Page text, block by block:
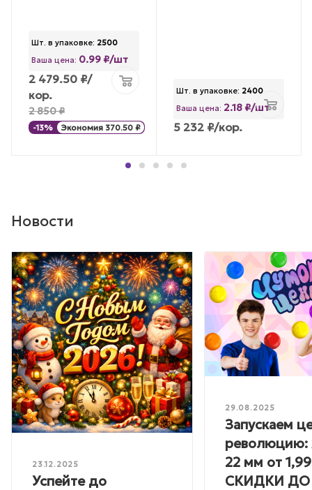
Шт. в упаковке: 2500
Ваша цена: 0.99 ₽/шт
2 479.50 ₽/
кор.
2 850₽
-13% Экономия 370.50 ₽
Шт. в упаковке: 2400
Ваша цена: 2.18 ₽/шт
5 232 ₽/кор.
Новости
23.12.2025
Успейте до
29.08.2025
Запускаем
революцию:
22 мм от
СКИДКИ ДО